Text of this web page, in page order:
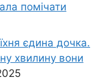
помічати
єдина дочка.
хвилину вони